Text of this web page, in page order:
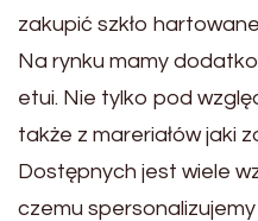
zakupić szkło
Na rynku mamy
etui. Nie tylko pod
także z mareriałów jaki
Dostępnych jest wiele
czemu